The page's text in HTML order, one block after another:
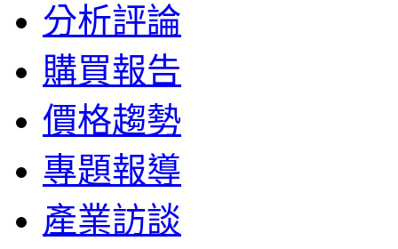
分析評論
購買報告
價格趨勢
專題報導
產業訪談